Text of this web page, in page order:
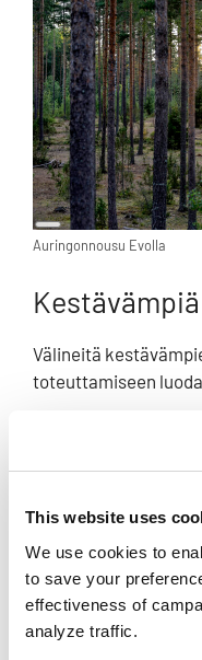
This website uses
We use cookies to
to save your
effectiveness of
analyze traffic.
Long
Description
Auringonnousu Evolla
Välineitä
toteuttamiseen
hankintojen
huolellisesti
koko
Hankintojen ja